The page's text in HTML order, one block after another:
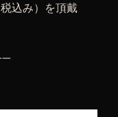
込み）を頂戴